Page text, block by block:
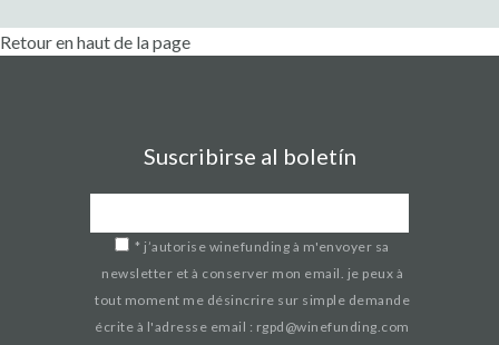
Retour en haut de la page
Suscribirse al boletín
* j’autorise winefunding à m'envoyer sa
newsletter et à conserver mon email. je peux à
tout moment me désincrire sur simple demande
écrite à l'adresse email : rgpd@winefunding.com